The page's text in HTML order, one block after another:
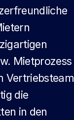
Mietprozess
Vertriebsteam
die
in den